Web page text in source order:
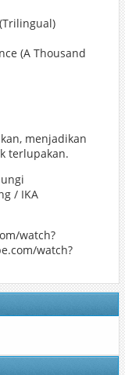
(A Thousand
menjadikan
terlupakan.
/ IKA
watch?
watch?